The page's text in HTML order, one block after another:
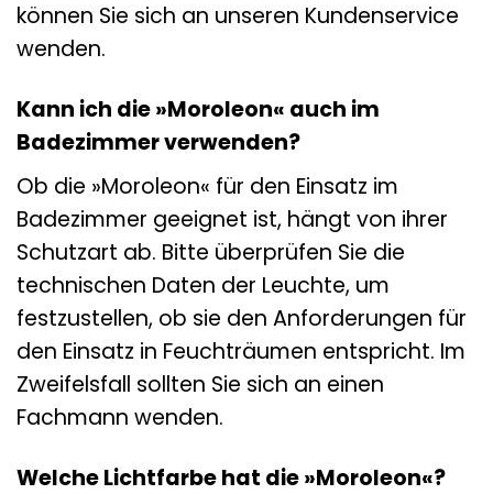
können Sie sich an unseren Kundenservice
wenden.
Kann ich die »Moroleon« auch im
Badezimmer verwenden?
Ob die »Moroleon« für den Einsatz im
Badezimmer geeignet ist, hängt von ihrer
Schutzart ab. Bitte überprüfen Sie die
technischen Daten der Leuchte, um
festzustellen, ob sie den Anforderungen für
den Einsatz in Feuchträumen entspricht. Im
Zweifelsfall sollten Sie sich an einen
Fachmann wenden.
Welche Lichtfarbe hat die »Moroleon«?